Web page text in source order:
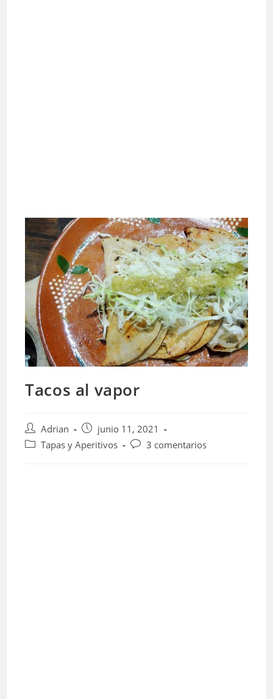
Tacos al vapor
Autor
de
Adrian
Publicación
de
la
junio 11, 2021
Categoría
Tapas y Aperitivos
Comentarios
3 comentarios